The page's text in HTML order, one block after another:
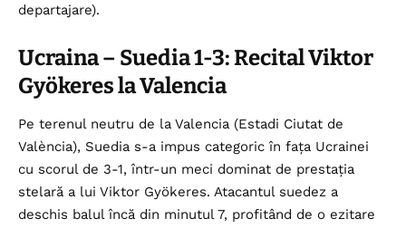
departajare).
Ucraina – Suedia 1-3: Recital Viktor
Gyökeres la Valencia
Pe terenul neutru de la Valencia (Estadi Ciutat de
València), Suedia s-a impus categoric în fața Ucrainei
cu scorul de 3-1, într-un meci dominat de prestația
stelară a lui Viktor Gyökeres. Atacantul suedez a
deschis balul încă din minutul 7, profitând de o ezitare